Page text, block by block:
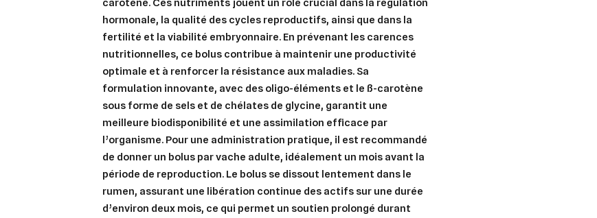
carotène. Ces nutriments jouent un rôle crucial dans la régulation
hormonale, la qualité des cycles reproductifs, ainsi que dans la
fertilité et la viabilité embryonnaire. En prévenant les carences
nutritionnelles, ce bolus contribue à maintenir une productivité
optimale et à renforcer la résistance aux maladies. Sa
formulation innovante, avec des oligo-éléments et le ß-carotène
sous forme de sels et de chélates de glycine, garantit une
meilleure biodisponibilité et une assimilation efficace par
l’organisme. Pour une administration pratique, il est recommandé
de donner un bolus par vache adulte, idéalement un mois avant la
période de reproduction. Le bolus se dissout lentement dans le
rumen, assurant une libération continue des actifs sur une durée
d’environ deux mois, ce qui permet un soutien prolongé durant
Ajouter à ma liste d'envies
add_circle_outline Créer une nouvelle liste
Créer une liste d'envies
Nom de la liste d'envies
Annuler Créer une liste d'envies
Connexion
Vous devez être connecté pour ajouter des produits à votre liste d'envies.
Annuler Connexion